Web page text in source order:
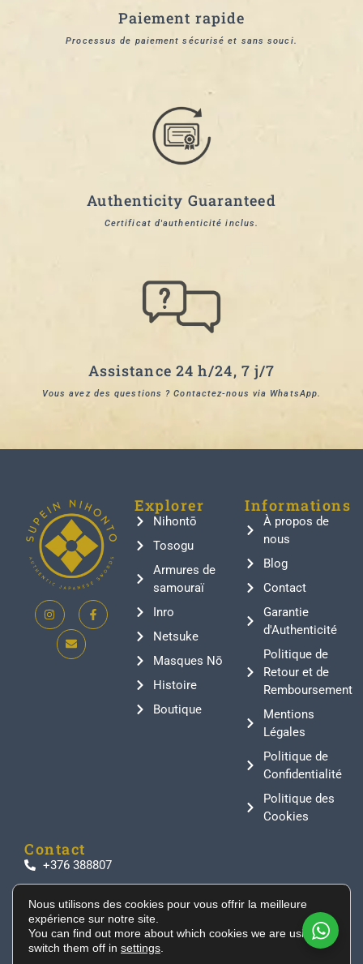
Paiement rapide
Processus de paiement sécurisé et sans souci.
Authenticity Guaranteed
Certificat d'authenticité inclus.
Assistance 24 h/24, 7 j/7
Vous avez des questions ? Contactez-nous via WhatsApp.
Explorer
Nihontō
Tosogu
Armures de
samouraï
Inro
Netsuke
Masques Nō
Histoire
Boutique
Informations
À propos de
nous
Blog
Contact
Garantie
d'Authenticité
Politique de
Retour et de
Remboursement
Mentions
Légales
Politique de
Confidentialité
Politique des
Cookies
Contact
+376 388807
Residencial Les Moles, Canillo AD100, Andorra
Des sabres japonais authentiques, des armures de
samouraï et des objets historiques directement
Nous utilisons des cookies pour vous offrir la meilleure
expérience sur notre site.
You can find out more about which cookies we are using or
switch them off in settings